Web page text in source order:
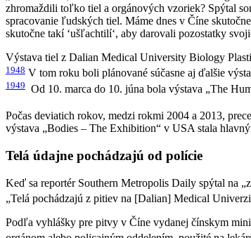
zhromaždili toľko tiel a orgánových vzoriek? Spýtal
spracovanie ľudských tiel. Máme dnes v Číne
skutočne takí ‘ušľachtilí‘, aby darovali pozostatky
Výstava tiel z Dalian Medical University Biology
1948 V tom roku boli plánované súčasne aj ďalšie
1949 Od 10. marca do 10. júna bola výstava „The
Počas deviatich rokov, medzi rokmi 2004 a 2013,
výstava „Bodies – The Exhibition“ v USA stala
Telá údajne pochádzajú od polície
Keď sa reportér Southern Metropolis Daily spýtal na
„Telá pochádzajú z pitiev na [Dalian] Medical
Podľa vyhlášky pre pitvy v Číne vydanej čínskym